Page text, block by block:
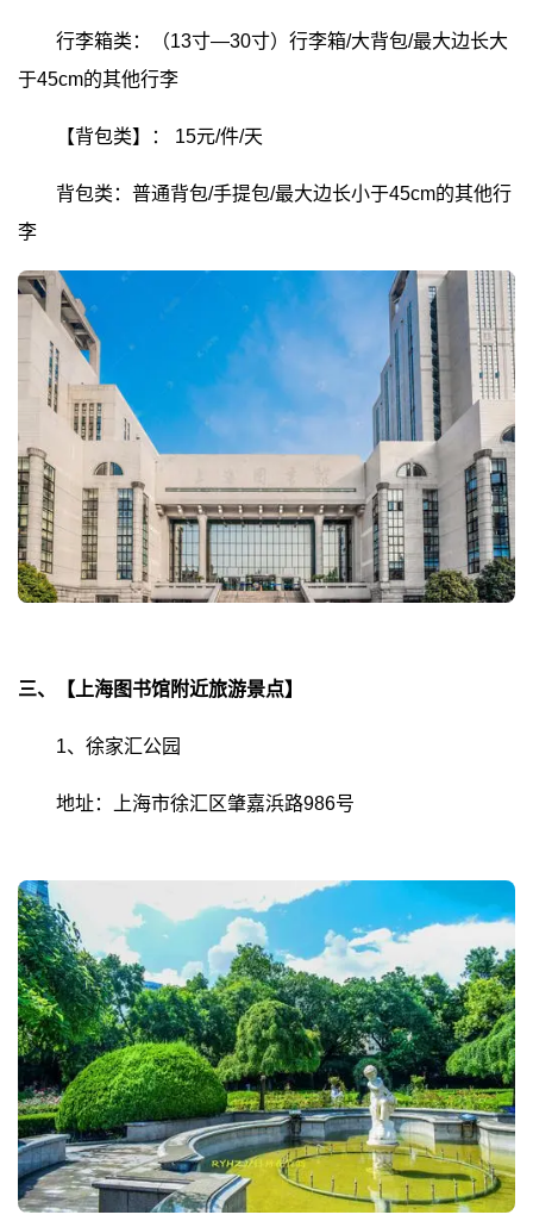
行李箱类：（13寸—30寸）行李箱/大背包/最大边长大
于45cm的其他行李
【背包类】： 15元/件/天
背包类：普通背包/手提包/最大边长小于45cm的其他行
李
三、【上海图书馆附近旅游景点】
1、徐家汇公园
地址：上海市徐汇区肇嘉浜路986号